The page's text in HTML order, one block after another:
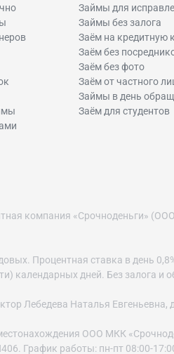
Займы для
Займы без залога
Заём на кредитную
Заём без
Заём без фото
Заём от частного
Займы в день
Заём для студентов
компания «Срочноденьги»
Процентная ставка в день
календарных дней. Без залога и
Лебедева Наталья Евгеньевна,
ООО МКК
График работы: пн-пт 08:00-